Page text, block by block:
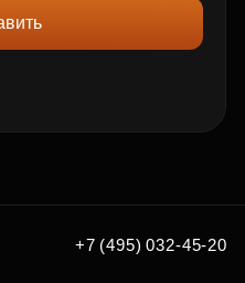
+7 (495) 032-45-20